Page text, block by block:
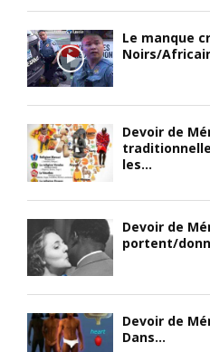
Le manque
Noirs/
Devoir de
les...
Devoir de
portent/
Devoir de
Dans...